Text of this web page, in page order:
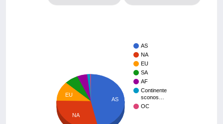
AS
NA
EU
SA
AF
Continente
sconos…
OC
AS
EU
NA